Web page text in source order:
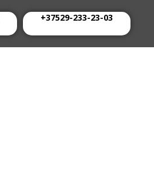
+37529-233-23-03